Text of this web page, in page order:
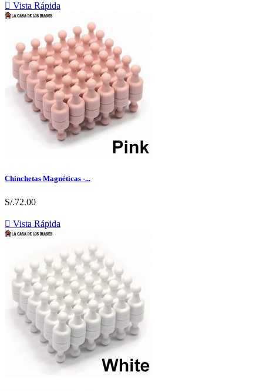
 Vista Rápida
Chinchetas Magnéticas -...
S/.72.00
 Vista Rápida